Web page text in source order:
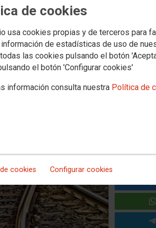
de cookies
usa cookies propias y de terceros para
de estadísticas de uso de
las cookies pulsando el botón
el botón 'Configurar cookies'
información consulta nuestra Política de
cookies Configurar cookies
Empleo Política educativa Mujeres e igualdad
de destinos,
el 15 de septiembre de 2021. (Exclusivamente